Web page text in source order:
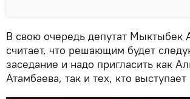
В свою очередь депутат Мыктыбек
считает, что решающим будет
заседание и надо пригласить как
Атамбаева, так и тех, кто